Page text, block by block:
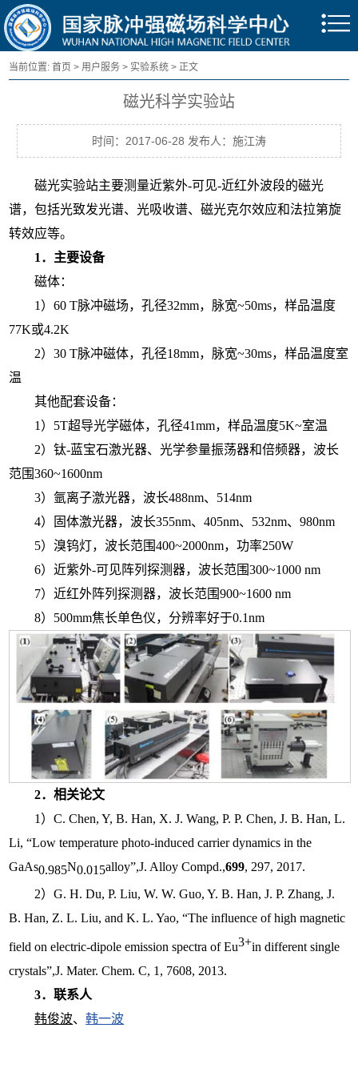
当前位置:首页 > 用户服务 > 实验系统 > 正文
磁光科学实验站
时间：2017-06-28 发布人：施江涛
磁光实验站主要测量近紫外-可见-近红外波段的磁光
谱，包括光致发光谱、光吸收谱、磁光克尔效应和法拉第旋
转效应等。
1 ．主要设备
磁体：
1 ）60 T脉冲磁场，孔径32mm，脉宽~50ms，样品温度
77K或4.2K
2）30 T脉冲磁体，孔径18mm，脉宽~30ms，样品温度室
温
其他配套设备：
1 ） 5T超导光学磁体，孔径41mm，样品温度5K~室温
2）钛-蓝宝石激光器、光学参量振荡器和倍频器，波长
范围360~1600nm
3）氩离子激光器，波长488nm、 514nm
4）固体激光器，波长355nm、405nm、 532nm、980nm
5）溴钨灯，波长范围400~2000nm，功率250W
6）近紫外-可见阵列探测器，波长范围300~1000 nm
7）近红外阵列探测器，波长范围900~1600 nm
8） 500mm焦长单色仪，分辨率好于0.1nm
2．相关论文
1 ）C. Chen, Y, B. Han, X. J. Wang, P. P. Chen, J. B. Han, L.
Li, “Low temperature photo-induced carrier dynamics in the
GaAs0.985N0.015alloy”,J. Alloy Compd.,699, 297, 2017.
2）G. H. Du, P. Liu, W. W. Guo, Y. B. Han, J. P. Zhang, J.
B. Han, Z. L. Liu, and K. L. Yao, “The influence of high magnetic
field on electric-dipole emission spectra of Eu3+in different single
crystals”,J. Mater. Chem. C, 1, 7608, 2013.
3．联系人
韩俊波、韩一波